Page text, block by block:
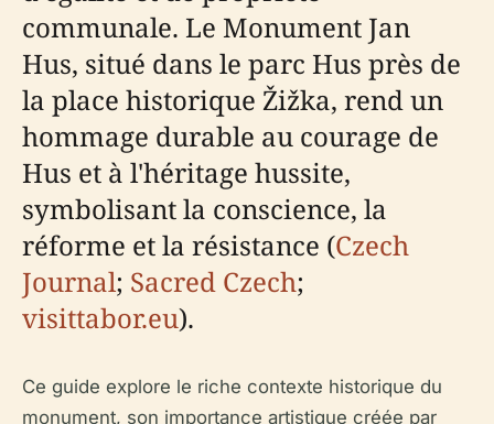
communale. Le Monument Jan
Hus, situé dans le parc Hus près de
la place historique Žižka, rend un
hommage durable au courage de
Hus et à l'héritage hussite,
symbolisant la conscience, la
réforme et la résistance (Czech
Journal; Sacred Czech;
visittabor.eu).
Ce guide explore le riche contexte historique du
monument, son importance artistique créée par